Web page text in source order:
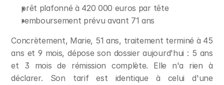
prêt plafonné à 420 000 euros par tête
remboursement prévu avant 71 ans
Concrètement, Marie, 51 ans, traitement terminé à 45
ans et 9 mois, dépose son dossier aujourd'hui : 5 ans
et 3 mois de rémission complète. Elle n'a rien à
déclarer. Son tarif est identique à celui d'une